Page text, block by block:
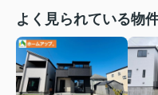
よく見られている物